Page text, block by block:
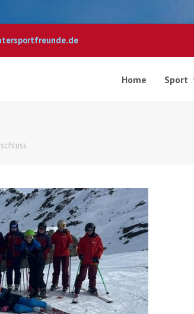
Home Sport